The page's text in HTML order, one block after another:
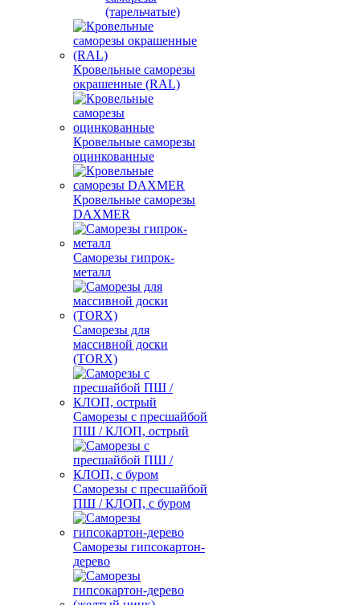
(тарельчатые)
Кровельные саморезы
окрашенные (RAL)
Кровельные саморезы
оцинкованные
Кровельные саморезы
DAXMER
Саморезы гипрок-
металл
Саморезы для
массивной доски
(TORX)
Саморезы с пресшайбой
ПШ / КЛОП, острый
Саморезы с пресшайбой
ПШ / КЛОП, с буром
Саморезы гипсокартон-
дерево